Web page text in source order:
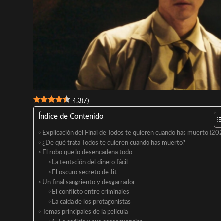
4.3(7)
Índice de Contenido
Explicación del Final de Todos te quieren cuando has muerto
¿De qué trata Todos te quieren cuando has muerto?
El robo que lo desencadena todo
La tentación del dinero fácil
El oscuro secreto de Jit
Un final sangriento y desgarrador
El conflicto entre criminales
La caída de los protagonistas
Temas principales de la película